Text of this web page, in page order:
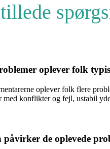
oplever folk
oplever folk flere
med konflikter og fejl, ustabil
de oplevede